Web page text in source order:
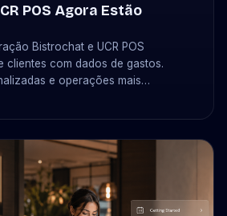
POS Agora Estão
Bistrochat e UCR POS
clientes com dados de gastos.
e operações mais
restaurante.